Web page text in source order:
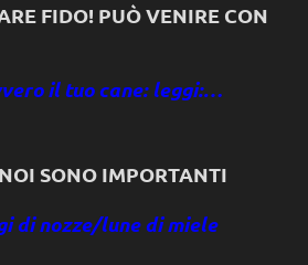
FIDO! PUÒ VENIRE CON
il tuo cane: leggi:…
SONO IMPORTANTI
di nozze/lune di miele